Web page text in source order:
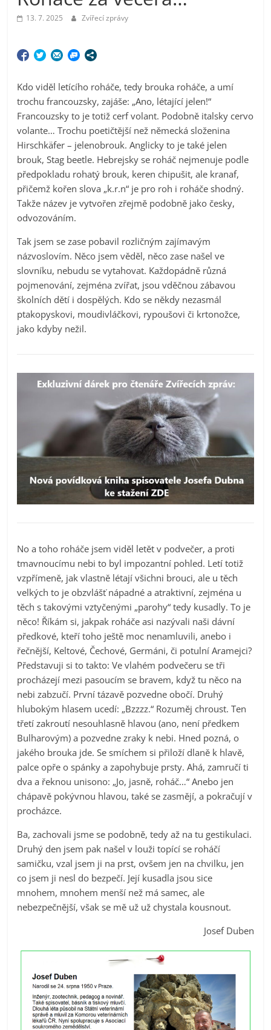
13. 7. 2025 Zvířecí zprávy
Kdo viděl letícího roháče, tedy brouka roháče, a umí
trochu francouzsky, zajáše: „Ano, létající jelen!“
Francouzsky to je totiž cerf volant. Podobně italsky cervo
volante… Trochu poetičtější než německá složenina
Hirschkäfer – jelenobrouk. Anglicky to je také jelen
brouk, Stag beetle. Hebrejsky se roháč nejmenuje podle
předpokladu rohatý brouk, keren chipušit, ale kranaf,
přičemž kořen slova „k.r.n“ je pro roh i roháče shodný.
Takže název je vytvořen zřejmě podobně jako česky,
odvozováním.
Tak jsem se zase pobavil rozličným zajímavým
názvoslovím. Něco jsem věděl, něco zase našel ve
slovníku, nebudu se vytahovat. Každopádně různá
pojmenování, zejména zvířat, jsou vděčnou zábavou
školních dětí i dospělých. Kdo se někdy nezasmál
ptakopyskovi, moudivláčkovi, rypoušovi či krtonožce,
jako kdyby nežil.
No a toho roháče jsem viděl letět v podvečer, a proti
tmavnoucímu nebi to byl impozantní pohled. Letí totiž
vzpřímeně, jak vlastně létají všichni brouci, ale u těch
velkých to je obzvlášť nápadné a atraktivní, zejména u
těch s takovými vztyčenými „parohy“ tedy kusadly. To je
něco! Říkám si, jakpak roháče asi nazývali naši dávní
předkové, kteří toho ještě moc nenamluvili, anebo i
řečnější, Keltové, Čechové, Germáni, či potulní Aramejci?
Představuji si to takto: Ve vlahém podvečeru se tři
procházejí mezi pasoucím se bravem, když tu něco na
nebi zabzučí. První tázavě pozvedne obočí. Druhý
hlubokým hlasem ucedí: „Bzzzz.“ Rozuměj chroust. Ten
třetí zakroutí nesouhlasně hlavou (ano, není předkem
Bulharovým) a pozvedne zraky k nebi. Hned pozná, o
jakého brouka jde. Se smíchem si přiloží dlaně k hlavě,
palce opře o spánky a zapohybuje prsty. Ahá, zamručí ti
dva a řeknou unisono: „Jo, jasně, roháč…“ Anebo jen
chápavě pokývnou hlavou, také se zasmějí, a pokračují v
procházce.
Ba, zachovali jsme se podobně, tedy až na tu gestikulaci.
Druhý den jsem pak našel v louži topící se roháčí
samičku, vzal jsem ji na prst, ovšem jen na chvilku, jen
co jsem ji nesl do bezpečí. Její kusadla jsou sice
mnohem, mnohem menší než má samec, ale
nebezpečnější, však se mě už už chystala kousnout.
Josef Duben